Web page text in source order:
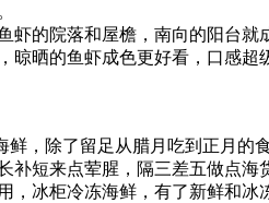
的院落和屋檐，南向的阳台
晒的鱼虾成色更好看，口感
，除了留足从腊月吃到正月
短来点荤腥，隔三差五做点海
冰柜冷冻海鲜，有了新鲜和